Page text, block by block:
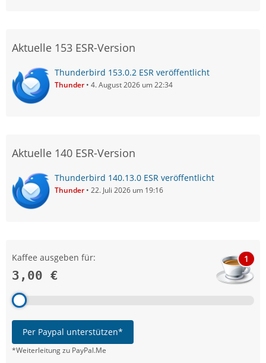
Aktuelle 153 ESR-Version
Thunderbird 153.0.2 ESR veröffentlicht
Thunder 4. August 2026 um 22:34
Aktuelle 140 ESR-Version
Thunderbird 140.13.0 ESR veröffentlicht
Thunder 22. Juli 2026 um 19:16
Kaffee ausgeben für:
3,00 €
1
Per Paypal unterstützen*
*Weiterleitung zu PayPal.Me